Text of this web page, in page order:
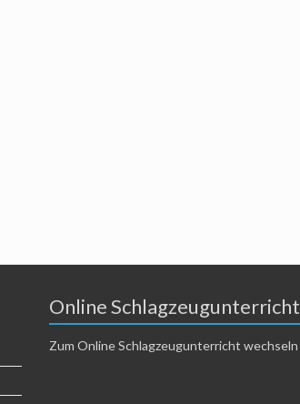
Online Schlagzeugunterricht
Zum Online Schlagzeugunterricht wechseln